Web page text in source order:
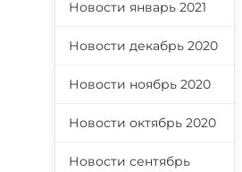
Новости январь 2021
Новости декабрь 2020
Новости ноябрь 2020
Новости октябрь 2020
Новости сентябрь